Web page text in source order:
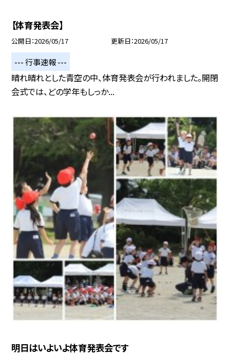
【体育発表会】
公開日 2026/05/17 更新日 2026/05/17
--- 行事速報 ---
晴れ晴れとした青空の中、体育発表会が行われました。開閉
会式では、どの学年もしっか...
明日はいよいよ体育発表会です